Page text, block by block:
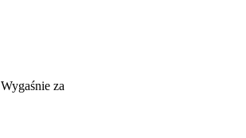
Wygaśnie za